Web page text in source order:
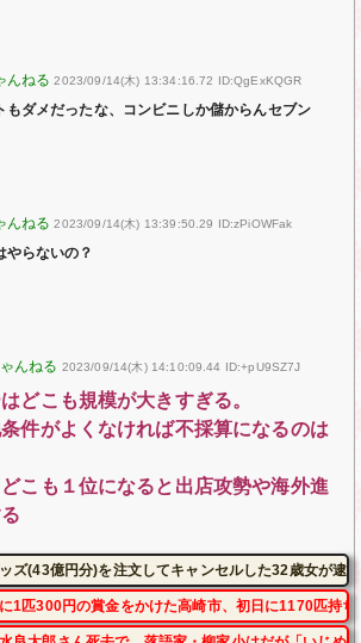
2023/09/14(木) 13:34:16.72 ID:QgExKQGR
もダメだったな、コンビニしか儲からんセブン
2023/09/14(木) 13:39:50.29 ID:zPiOWFak
やらないの？
2023/09/14(木) 14:10:09.44 ID:+pU9SZ7J
どこも規模が大きすぎる。
件がよくなければ不採算になるのは
こも１位になると出店攻勢や海外進
ズ(43億円分)を注文してキャンセルした32歳女が逮捕
1匹300円の賞金をかけた高崎市、初日に1170匹持ち